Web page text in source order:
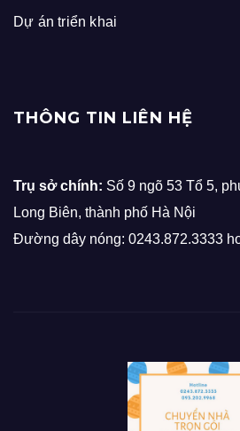
Dự án triển khai
THÔNG TIN LIÊN HỆ
Trụ sở chính: Số 9 ngõ 53 Tổ 5,
Long Biên, thành phố Hà Nội
Đường dây nóng: 0243.872.3333